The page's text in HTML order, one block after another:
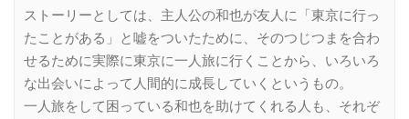
ストーリーとしては、主人公の和也が友人に「東京に行っ
たことがある」と嘘をついたために、そのつじつまを合わ
せるために実際に東京に一人旅に行くことから、いろいろ
な出会いによって人間的に成長していくというもの。
一人旅をして困っている和也を助けてくれる人も、それぞ